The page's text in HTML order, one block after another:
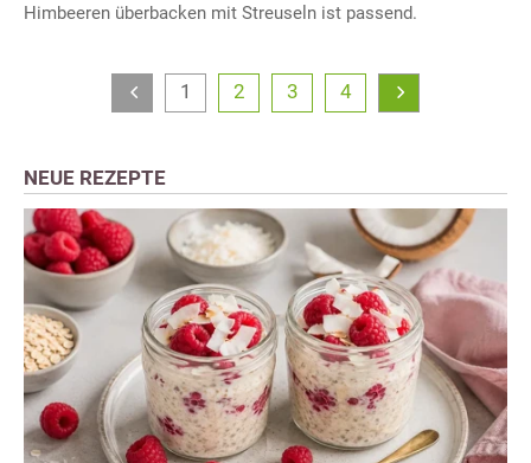
Himbeeren überbacken mit Streuseln ist passend.
1 2 3 4
NEUE REZEPTE